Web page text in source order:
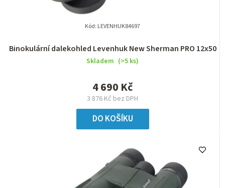
Binokulární dalekohled Levenhuk New Sherman PRO 12x50
Skladem (>5 ks)
3 876 Kč bez DPH
4 690 Kč
DO KOŠÍKU
Kód: LEVENHUK84697